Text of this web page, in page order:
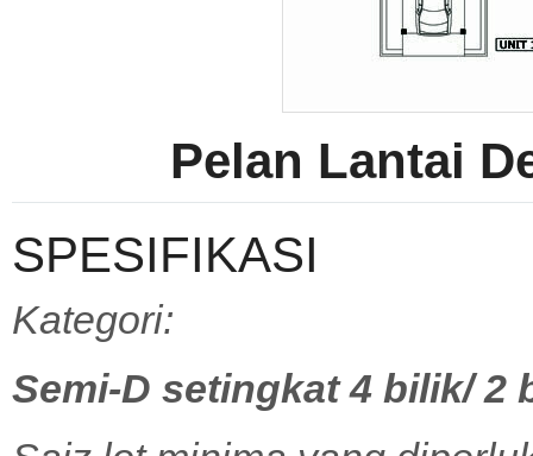
Pelan Lantai
SPESIFIKASI
Kategori:
Semi-D setingkat 4 bilik/2